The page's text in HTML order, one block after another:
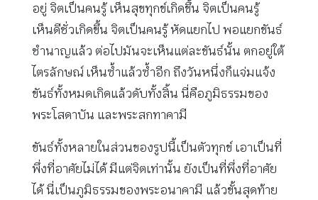
อยู่ จิตเป็นคนรู้ เห็นสุขทุกข์เกิดขึ้น จิตเป็นคนรู้
เห็นดีชั่วเกิดขึ้น จิตเป็นคนรู้ หัดแยกไป พอแยกขันธ์
ชำนาญแล้ว ต่อไปมันจะเห็นแต่ละขันธ์นั้น ตกอยู่ใต้
ไตรลักษณ์ เห็นซ้ำแล้วซ้ำอีก ถึงวันหนึ่งก็แจ่มแจ้ง
ขันธ์ทั้งหมดเกิดแล้วดับทั้งสิ้น นี่คือภูมิธรรมของ
พระโสดาบัน และพระสกทาคามี
ขันธ์ทั้งหลายในส่วนของรูปนี้เป็นตัวทุกข์ เอาเป็นที่
พึ่งที่อาศัยไม่ได้ มีแต่จิตเท่านั้น ยังเป็นที่พึ่งที่อาศัย
ได้ นี่เป็นภูมิธรรมของพระอนาคามี แล้วขั้นสุดท้าย